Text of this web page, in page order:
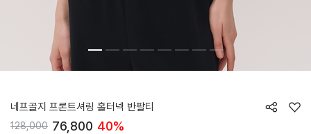
네프골지 프론트셔링 홀터넥 반팔티
128,000 76,800 40%